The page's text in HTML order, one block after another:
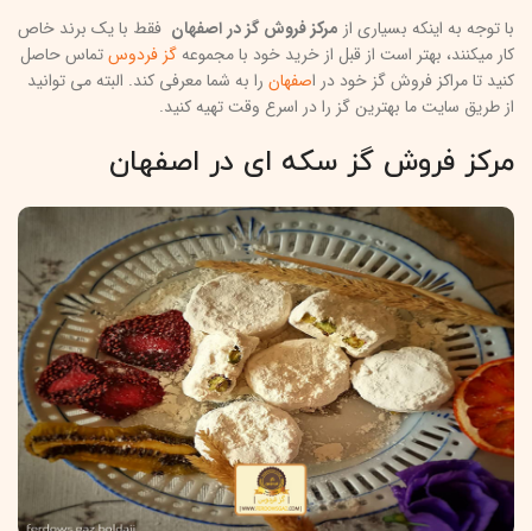
با توجه به اینکه بسیاری از مرکز فروش گز در اصفهان فقط با یک برند خاص
کار میکنند، بهتر است از قبل از خرید خود با مجموعهگز فردوستماس حاصل
کنید تا مراکز فروش گز خود در اصفهان را به شما معرفی کند. البته می توانید
از طریق سایت ما بهترین گز را در اسرع وقت تهیه کنید.
مرکز فروش گز سکه ای در اصفهان